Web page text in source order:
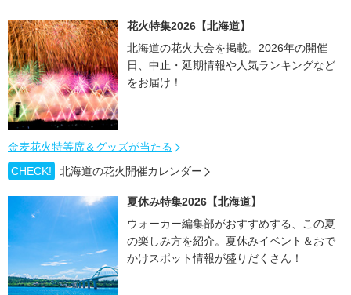
花火特集2026【北海道】
北海道の花火大会を掲載。2026年の開催
日、中止・延期情報や人気ランキングなど
をお届け！
金麦花火特等席＆グッズが当たる
CHECK!
北海道の花火開催カレンダー
夏休み特集2026【北海道】
ウォーカー編集部がおすすめする、この夏
の楽しみ方を紹介。夏休みイベント＆おで
かけスポット情報が盛りだくさん！